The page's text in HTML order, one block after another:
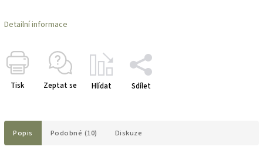
Detailní informace
Tisk Zeptat se Hlídat Sdílet
Popis Podobné (10) Diskuze